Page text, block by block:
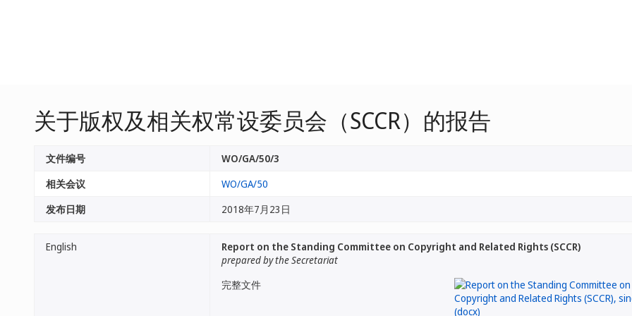
关于版权及相关权常设委员会（SCCR）的报告
文件编号
WO/GA/50/3
相关会议
WO/GA/50
发布日期
2018年7月23日
English
Report on the Standing Committee on Copyright and Related Rights (SCCR)
prepared by the Secretariat
完整文件